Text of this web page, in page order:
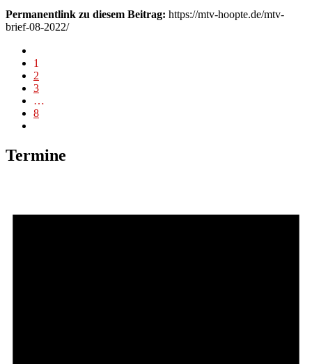
Permanentlink zu diesem Beitrag: https://mtv-hoopte.de/mtv-
brief-08-2022/
1
2
3
…
8
Termine